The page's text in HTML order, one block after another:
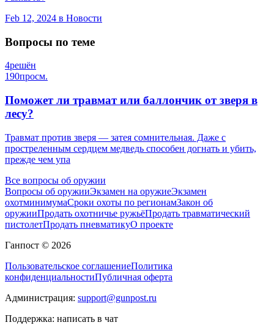
Feb 12, 2024 в Новости
Вопросы по теме
4решён
190просм.
Поможет ли травмат или баллончик от зверя в
лесу?
Травмат против зверя — затея сомнительная. Даже с
простреленным сердцем медведь способен догнать и убить,
прежде чем упа
Все вопросы об оружии
Вопросы об оружииЭкзамен на оружиеЭкзамен
охотминимумаСроки охоты по регионамЗакон об
оружииПродать охотничье ружьёПродать травматический
пистолетПродать пневматикуО проекте
Ганпост © 2026
Пользовательское соглашениеПолитика
конфиденциальностиПубличная оферта
Администрация: support@gunpost.ru
Поддержка: написать в чат